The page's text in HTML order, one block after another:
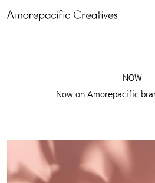
NOW
Now on Amorepacific